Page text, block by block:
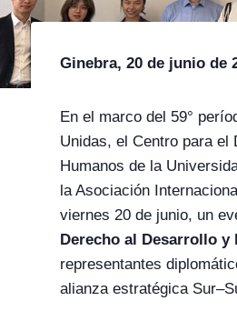
Ginebra, 20 de junio de
En el marco del 59°
Unidas, el Centro para el
Humanos de la
la Asociación
viernes 20 de junio, un
Derecho al Desarrollo y
representantes
alianza estratégica